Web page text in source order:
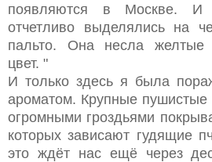
появляются в Москве. И
отчетливо выделялись на
пальто. Она несла желтые
цвет. "
И только здесь я была
ароматом. Крупные
огромными гроздьями
которых зависают гудящие
это ждёт нас ещё через